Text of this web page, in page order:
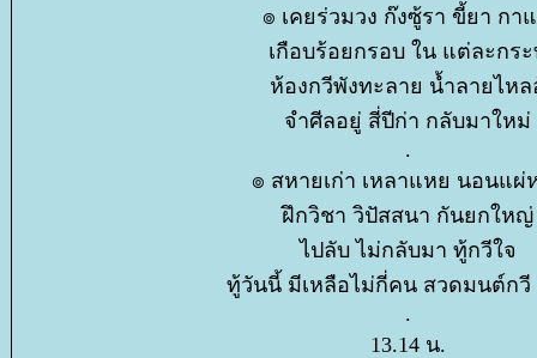
๏ เคยร่วมวง ก๊งซู้รา ขี้ยา กา
เกือบร้อยกรอบ ใน แต่ละกร
ห้องกวีพังทะลาย น้ำลายไหล
จำศีลอยู่ สี่ปีก่า กลับมาใหม่
.
๏ สหายเก่า เหลาแหย นอนแผ่
ฝึกวิชา วิปัสสนา กันยกใหญ่
ไปลับ ไม่กลับมา ทู้กวีใจ
ทู้วันนี้ มีเหลือไม่กี่คน สวดมนต์ก
.
13.14 น.